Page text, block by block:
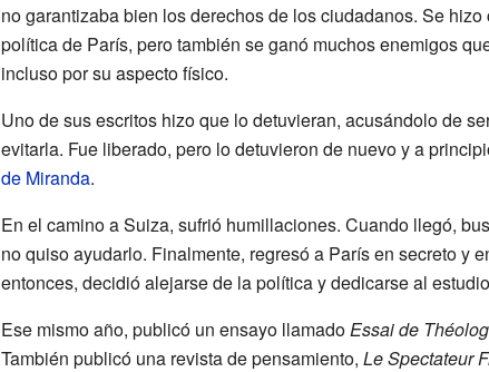
no garantizaba bien los derechos de los ciudadanos. Se
política de París, pero también se ganó muchos enemigos
incluso por su aspecto físico.
Uno de sus escritos hizo que lo detuvieran, acusándolo de
evitarla. Fue liberado, pero lo detuvieron de nuevo y a
de Miranda.
En el camino a Suiza, sufrió humillaciones. Cuando llegó,
no quiso ayudarlo. Finalmente, regresó a París en secreto y
entonces, decidió alejarse de la política y dedicarse al
Ese mismo año, publicó un ensayo llamadoEssai de
También publicó una revista de pensamiento, Le Spectateur